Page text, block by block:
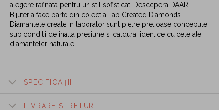
alegere rafinata pentru un stil sofisticat. Descopera DAAR!
Bijuteria face parte din colectia Lab Created Diamonds.
Diamantele create in laborator sunt pietre pretioase concepute
sub conditii de inalta presiune si caldura, identice cu cele ale
diamantelor naturale.
SPECIFICAȚII
LIVRARE ȘI RETUR